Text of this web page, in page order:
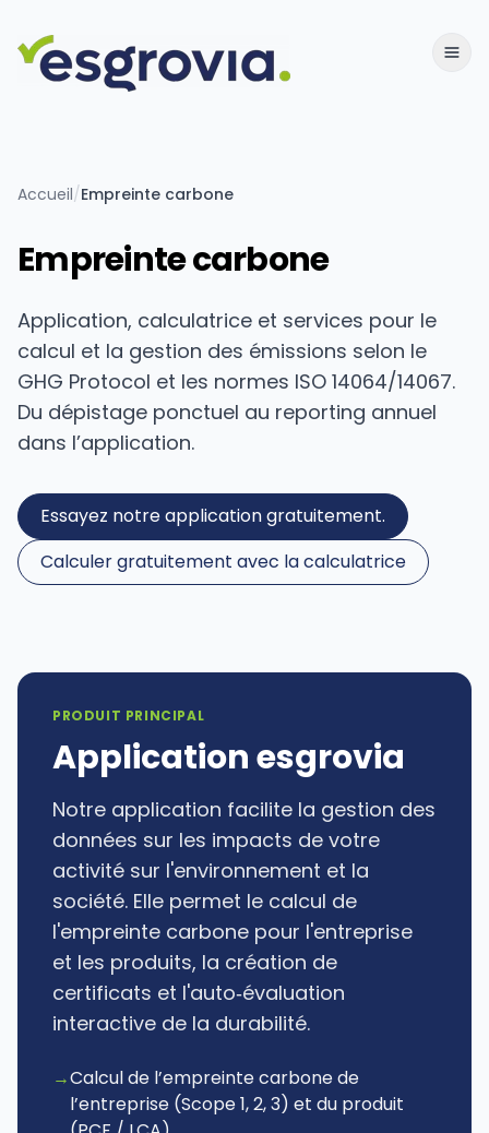
Accueil/Empreinte carbone
Empreinte carbone
Application, calculatrice et services pour le
calcul et la gestion des émissions selon le
GHG Protocol et les normes ISO 14064/14067.
Du dépistage ponctuel au reporting annuel
dans l’application.
Essayez notre application gratuitement.
Calculer gratuitement avec la calculatrice
PRODUIT PRINCIPAL
Application esgrovia
Notre application facilite la gestion des
données sur les impacts de votre
activité sur l'environnement et la
société. Elle permet le calcul de
l'empreinte carbone pour l'entreprise
et les produits, la création de
certificats et l'auto‑évaluation
interactive de la durabilité.
→Calcul de l’empreinte carbone de
l’entreprise (Scope 1, 2, 3) et du produit